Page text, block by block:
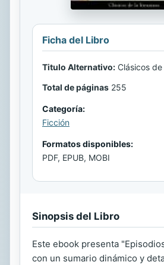
Ficha del Libro
Titulo Alternativo: Clásicos
Total de páginas 255
Categoría:
Ficción
Formatos disponibles:
PDF, EPUB, MOBI
Sinopsis del Libro
Este ebook presenta
con un sumario dinámico y